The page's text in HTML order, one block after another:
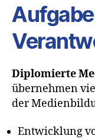
Diplomierte
übernehmen
der
Entwicklung